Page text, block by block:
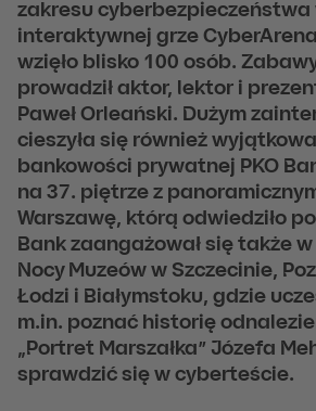
zakresu cyberbezpieczeństwa
interaktywnej grze
wzięło blisko 100 osób.
prowadził aktor, lektor i
Paweł Orleański. Dużym
cieszyła się również
bankowości prywatnej PKO
na 37. piętrze z
Warszawę, którą odwiedziło
Bank zaangażował się także
Nocy Muzeów w Szczecinie,
Łodzi i Białymstoku, gdzie
m.in. poznać historię
„Portret Marszałka” Józefa
sprawdzić się w cyberteście.